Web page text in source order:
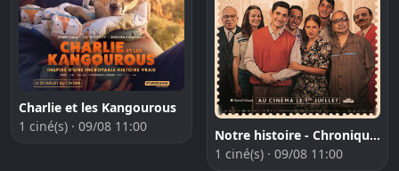
Charlie et les Kangourous
1 ciné(s) · 09/08 11:00
Notre histoire - Chroniques du Caire
1 ciné(s) · 09/08 11:00